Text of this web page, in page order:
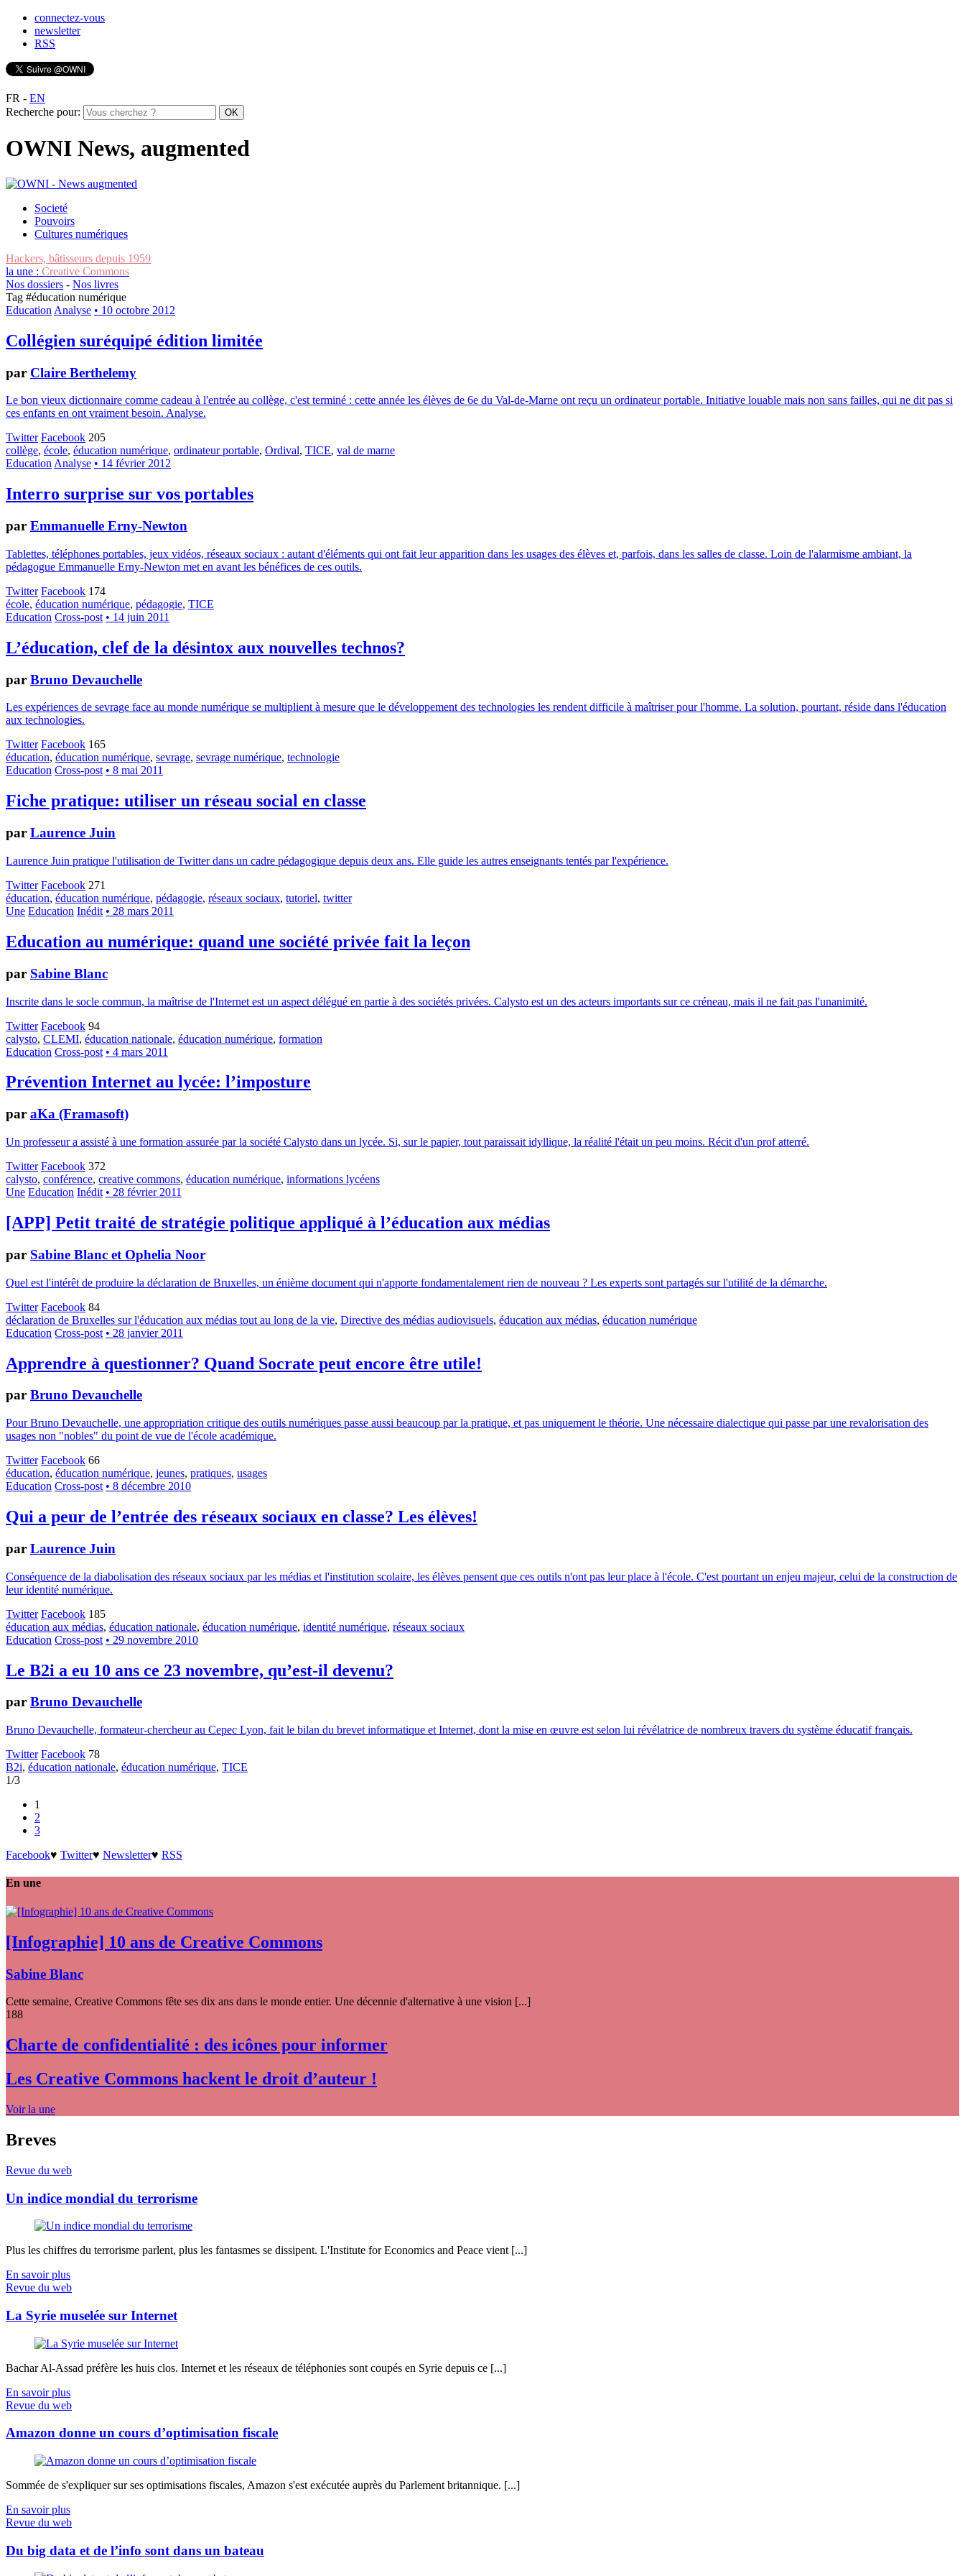
connectez-vous
newsletter
RSS
FR - EN
Recherche pour:
OWNI News, augmented
Societé
Pouvoirs
Cultures numériques
Hackers, bâtisseurs depuis 1959
la une : Creative Commons
Nos dossiers - Nos livres
Tag #éducation numérique
Education Analyse • 10 octobre 2012
Collégien suréquipé édition limitée
par Claire Berthelemy
Le bon vieux dictionnaire comme cadeau à l'entrée au collège, c'est terminé : cette année les élèves de 6e du Val-de-Marne ont reçu un ordinateur portable. Initiative louable mais non sans failles, qui ne dit pas si
ces enfants en ont vraiment besoin. Analyse.
Twitter Facebook 205
collège, école, éducation numérique, ordinateur portable, Ordival, TICE, val de marne
EducationAnalyse • 14 février 2012
Interro surprise sur vos portables
par Emmanuelle Erny-Newton
Tablettes, téléphones portables, jeux vidéos, réseaux sociaux : autant d'éléments qui ont fait leur apparition dans les usages des élèves et, parfois, dans les salles de classe. Loin de l'alarmisme ambiant, la
pédagogue Emmanuelle Erny-Newton met en avant les bénéfices de ces outils.
Twitter Facebook 174
école, éducation numérique, pédagogie, TICE
Education Cross-post • 14 juin 2011
L’éducation, clef de la désintox aux nouvelles technos?
par Bruno Devauchelle
Les expériences de sevrage face au monde numérique se multiplient à mesure que le développement des technologies les rendent difficile à maîtriser pour l'homme. La solution, pourtant, réside dans l'éducation
aux technologies.
Twitter Facebook 165
éducation, éducation numérique, sevrage, sevrage numérique, technologie
Education Cross-post • 8 mai 2011
Fiche pratique: utiliser un réseau social en classe
par Laurence Juin
Laurence Juin pratique l'utilisation de Twitter dans un cadre pédagogique depuis deux ans. Elle guide les autres enseignants tentés par l'expérience.
Twitter Facebook 271
éducation, éducation numérique, pédagogie, réseaux sociaux, tutoriel, twitter
Une Education Inédit • 28 mars 2011
Education au numérique: quand une société privée fait la leçon
par Sabine Blanc
Inscrite dans le socle commun, la maîtrise de l'Internet est un aspect délégué en partie à des sociétés privées. Calysto est un des acteurs importants sur ce créneau, mais il ne fait pas l'unanimité.
Twitter Facebook 94
calysto, CLEMI, éducation nationale, éducation numérique, formation
Education Cross-post • 4 mars 2011
Prévention Internet au lycée: l’imposture
par aKa (Framasoft)
Un professeur a assisté à une formation assurée par la société Calysto dans un lycée. Si, sur le papier, tout paraissait idyllique, la réalité l'était un peu moins. Récit d'un prof atterré.
Twitter Facebook 372
calysto, conférence, creative commons, éducation numérique, informations lycéens
Une Education Inédit • 28 février 2011
[APP] Petit traité de stratégie politique appliqué à l’éducation aux médias
par Sabine Blanc et Ophelia Noor
Quel est l'intérêt de produire la déclaration de Bruxelles, un énième document qui n'apporte fondamentalement rien de nouveau ? Les experts sont partagés sur l'utilité de la démarche.
Twitter Facebook 84
déclaration de Bruxelles sur l'éducation aux médias tout au long de la vie, Directive des médias audiovisuels, éducation aux médias, éducation numérique
Education Cross-post • 28 janvier 2011
Apprendre à questionner? Quand Socrate peut encore être utile!
par Bruno Devauchelle
Pour Bruno Devauchelle, une appropriation critique des outils numériques passe aussi beaucoup par la pratique, et pas uniquement le théorie. Une nécessaire dialectique qui passe par une revalorisation des
usages non "nobles" du point de vue de l'école académique.
Twitter Facebook 66
éducation, éducation numérique, jeunes, pratiques, usages
Education Cross-post • 8 décembre 2010
Qui a peur de l’entrée des réseaux sociaux en classe? Les élèves!
par Laurence Juin
Conséquence de la diabolisation des réseaux sociaux par les médias et l'institution scolaire, les élèves pensent que ces outils n'ont pas leur place à l'école. C'est pourtant un enjeu majeur, celui de la construction de
leur identité numérique.
Twitter Facebook 185
éducation aux médias, éducation nationale, éducation numérique, identité numérique, réseaux sociaux
Education Cross-post • 29 novembre 2010
Le B2i a eu 10 ans ce 23 novembre, qu’est-il devenu?
par Bruno Devauchelle
Bruno Devauchelle, formateur-chercheur au Cepec Lyon, fait le bilan du brevet informatique et Internet, dont la mise en œuvre est selon lui révélatrice de nombreux travers du système éducatif français.
Twitter Facebook 78
B2i, éducation nationale, éducation numérique, TICE
1/3
1
2
3
Facebook♥ Twitter♥ Newsletter♥ RSS
En une
[Infographie] 10 ans de Creative Commons
Sabine Blanc
Cette semaine, Creative Commons fête ses dix ans dans le monde entier. Une décennie d'alternative à une vision [...]
188
Charte de confidentialité : des icônes pour informer
Les Creative Commons hackent le droit d’auteur !
Voir la une
Breves
Revue du web
Un indice mondial du terrorisme
Plus les chiffres du terrorisme parlent, plus les fantasmes se dissipent. L'Institute for Economics and Peace vient [...]
En savoir plus
Revue du web
La Syrie muselée sur Internet
Bachar Al-Assad préfère les huis clos. Internet et les réseaux de téléphonies sont coupés en Syrie depuis ce [...]
En savoir plus
Revue du web
Amazon donne un cours d’optimisation fiscale
Sommée de s'expliquer sur ses optimisations fiscales, Amazon s'est exécutée auprès du Parlement britannique. [...]
En savoir plus
Revue du web
Du big data et de l’info sont dans un bateau